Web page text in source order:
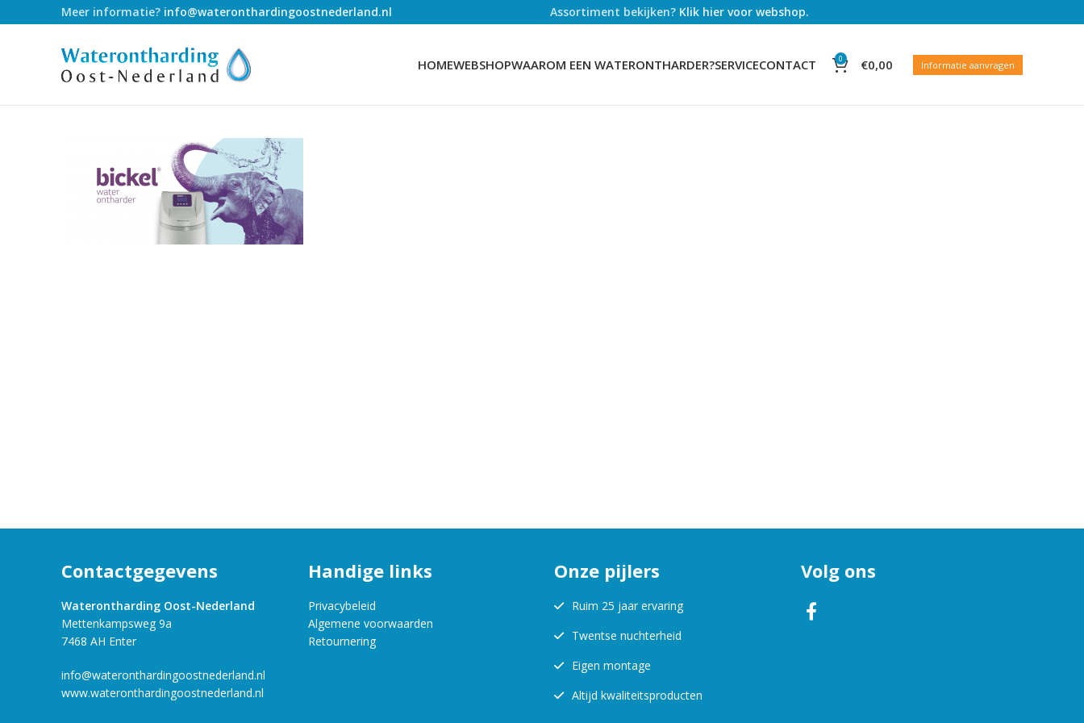
Meer informatie? info@wateronthardingoostnederland.nl Assortiment bekijken? Klik hier voor webshop.
HOMEWEBSHOPWAAROM EEN WATERONTHARDER?SERVICECONTACT 0 €0,00 Informatie aanvragen
Contactgegevens
Waterontharding Oost-Nederland
Mettenkampsweg 9a
7468 AH Enter
info@wateronthardingoostnederland.nl
www.wateronthardingoostnederland.nl
Handige links
Privacybeleid
Algemene voorwaarden
Retournering
Onze pijlers
Ruim 25 jaar ervaring
Twentse nuchterheid
Eigen montage
Altijd kwaliteitsproducten
Volg ons